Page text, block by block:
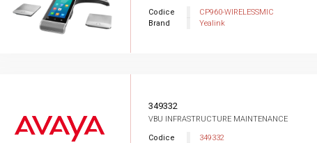
Codice
CP960-WIRELESSMIC
Brand
Yealink
349332
VBU INFRASTRUCTURE MAINTENANCE
Codice
349332